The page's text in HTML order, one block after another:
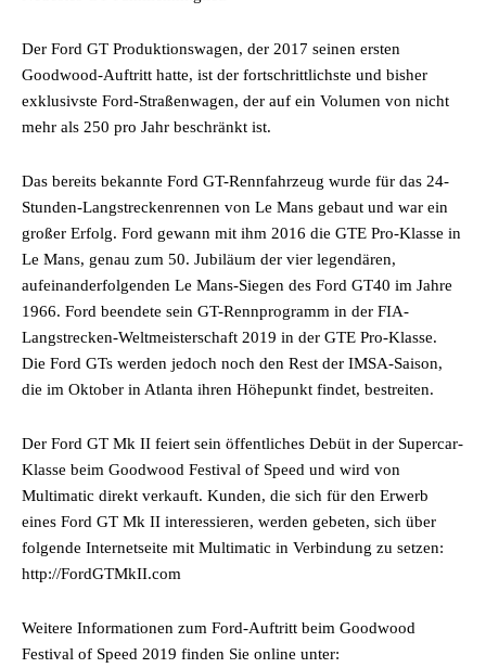
Der Ford GT Produktionswagen, der 2017 seinen ersten
Goodwood-Auftritt hatte, ist der fortschrittlichste und bisher
exklusivste Ford-Straßenwagen, der auf ein Volumen von nicht
mehr als 250 pro Jahr beschränkt ist.
Das bereits bekannte Ford GT-Rennfahrzeug wurde für das 24-
Stunden-Langstreckenrennen von Le Mans gebaut und war ein
großer Erfolg. Ford gewann mit ihm 2016 die GTE Pro-Klasse in
Le Mans, genau zum 50. Jubiläum der vier legendären,
aufeinanderfolgenden Le Mans-Siegen des Ford GT40 im Jahre
1966. Ford beendete sein GT-Rennprogramm in der FIA-
Langstrecken-Weltmeisterschaft 2019 in der GTE Pro-Klasse.
Die Ford GTs werden jedoch noch den Rest der IMSA-Saison,
die im Oktober in Atlanta ihren Höhepunkt findet, bestreiten.
Der Ford GT Mk II feiert sein öffentliches Debüt in der Supercar-
Klasse beim Goodwood Festival of Speed und wird von
Multimatic direkt verkauft. Kunden, die sich für den Erwerb
eines Ford GT Mk II interessieren, werden gebeten, sich über
folgende Internetseite mit Multimatic in Verbindung zu setzen:
http://FordGTMkII.com
Weitere Informationen zum Ford-Auftritt beim Goodwood
Festival of Speed 2019 finden Sie online unter: